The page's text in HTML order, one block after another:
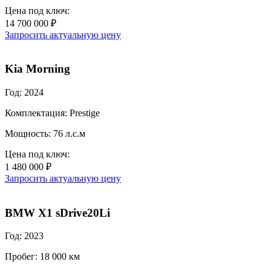
Цена под ключ:
14 700 000 ₽
Запросить актуальную цену
Kia Morning
Год: 2024
Комплектация: Prestige
Мощность: 76 л.с.м
Цена под ключ:
1 480 000 ₽
Запросить актуальную цену
BMW X1 sDrive20Li
Год: 2023
Пробег: 18 000 км